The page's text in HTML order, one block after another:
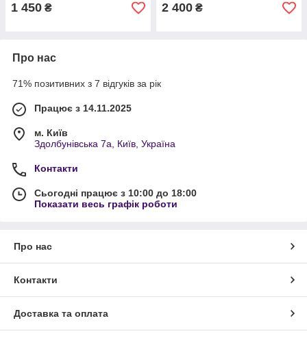
1 450 ₴ 2 400 ₴
Про нас
71% позитивних з 7 відгуків за рік
Працює з 14.11.2025
м. Київ
Здолбунівська 7а, Київ, Україна
Контакти
Сьогодні працює з 10:00 до 18:00
Показати весь графік роботи
Про нас
Контакти
Доставка та оплата